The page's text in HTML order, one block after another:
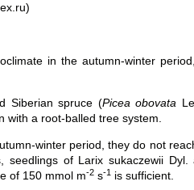
in the autumn-winter
Siberian spruce (Picea obovata
a root-balled tree system.
winter period, they do not
of Larix sukaczewii Dyl.
of 150 mmol m-2 s-1 is sufficient.